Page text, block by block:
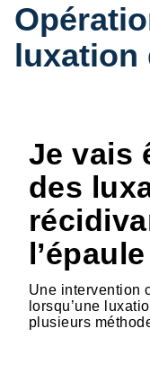
luxation
Je vais
des
l’épaule
Une intervention
lorsqu’une
plusieurs